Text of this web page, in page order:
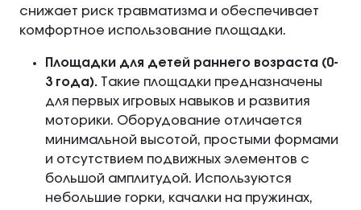
снижает риск травматизма и обеспечивает
комфортное использование площадки.
Площадки для детей раннего возраста (0-
3 года). Такие площадки предназначены
для первых игровых навыков и развития
моторики. Оборудование отличается
минимальной высотой, простыми формами
и отсутствием подвижных элементов с
большой амплитудой. Используются
небольшие горки, качалки на пружинах,